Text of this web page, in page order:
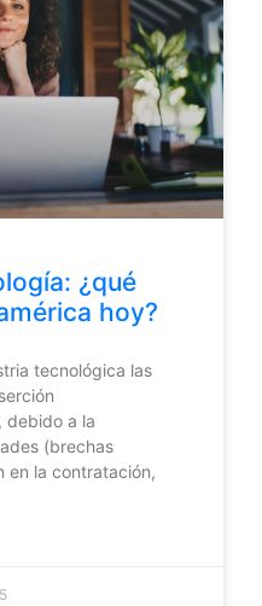
¿qué
hoy?
tecnológica las
debido a la
(brechas
en la contratación,